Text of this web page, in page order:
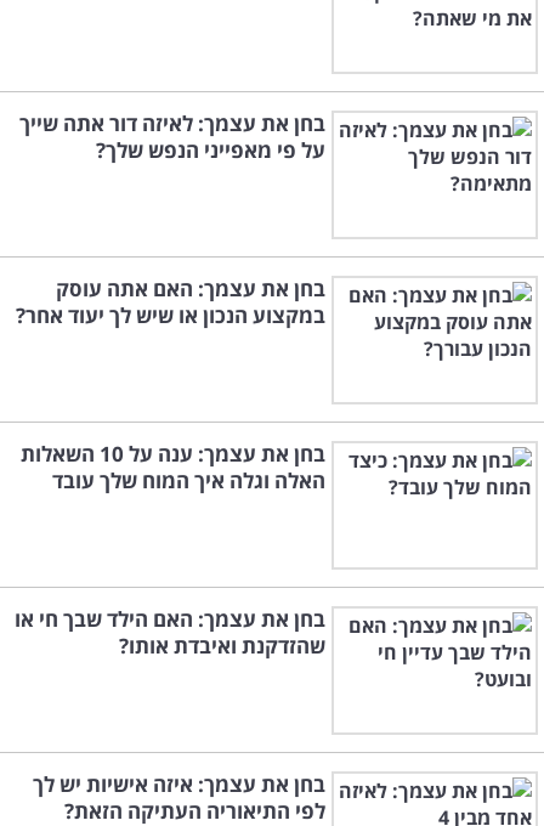
בחן את עצמך: לאיזה דור אתה שייך
על פי מאפייני הנפש שלך?
בחן את עצמך: האם אתה עוסק
במקצוע הנכון או שיש לך יעוד אחר?
בחן את עצמך: ענה על 10 השאלות
האלה וגלה איך המוח שלך עובד
בחן את עצמך: האם הילד שבך חי או
שהזדקנת ואיבדת אותו?
בחן את עצמך: איזה אישיות יש לך
לפי התיאוריה העתיקה הזאת?